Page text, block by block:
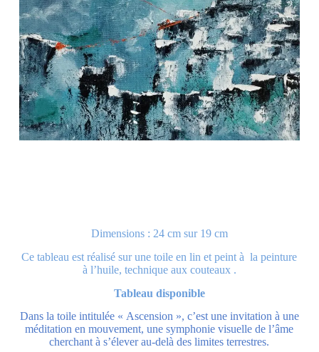
Dimensions : 24 cm sur 19 cm
Ce tableau est réalisé sur une toile en lin et peint à la peinture
à l’huile, technique aux couteaux .
Tableau disponible
Dans la toile intitulée « Ascension », c’est une invitation à une
méditation en mouvement, une symphonie visuelle de l’âme
cherchant à s’élever au-delà des limites terrestres.